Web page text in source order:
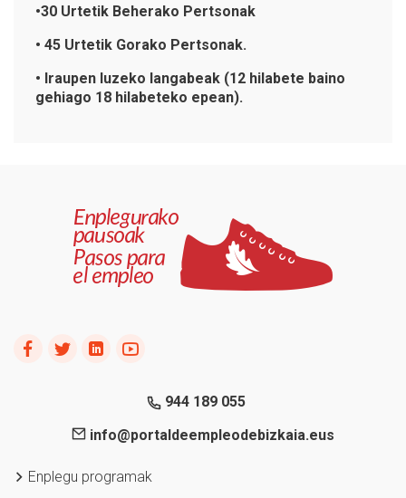
•30 Urtetik Beherako Pertsonak
• 45 Urtetik Gorako Pertsonak.
• Iraupen luzeko langabeak (12 hilabete baino
gehiago 18 hilabeteko epean).
944 189 055
info@portaldeempleodebizkaia.eus
Enplegu programak